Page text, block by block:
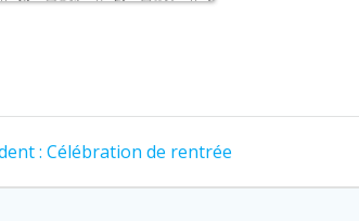
: Article
Célébration de rentrée